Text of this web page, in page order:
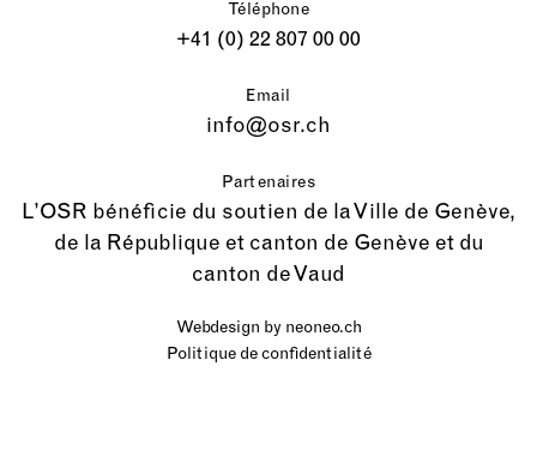
Téléphone
+41 (0) 22 807 00 00
Email
info@osr.ch
Partenaires
L’OSR bénéficie du soutien de la Ville de Genève,
de la République et canton de Genève et du
canton de Vaud
Webdesign by neoneo.ch
Politique de confidentialité